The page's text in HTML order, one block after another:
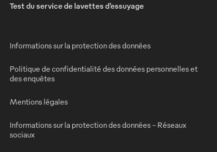
Test du service de lavettes d’essuyage
Informations sur la protection des données
Politique de confidentialité des données personnelles et
des enquêtes
Mentions légales
Informations sur la protection des données - Réseaux
sociaux